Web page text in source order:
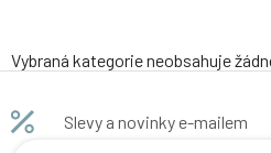
Vybraná kategorie neobsahuje
Slevy a novinky e-mailem